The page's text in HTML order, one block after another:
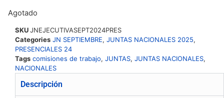
Agotado
SKUJNEJECUTIVASEPT2024PRES
Categories JN SEPTIEMBRE, JUNTAS NACIONALES 2025,
PRESENCIALES 24
Tags comisiones de trabajo, JUNTAS, JUNTAS NACIONALES,
NACIONALES
Descripción